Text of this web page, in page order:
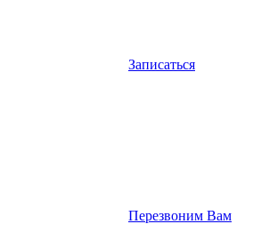
Записаться
Перезвоним Вам